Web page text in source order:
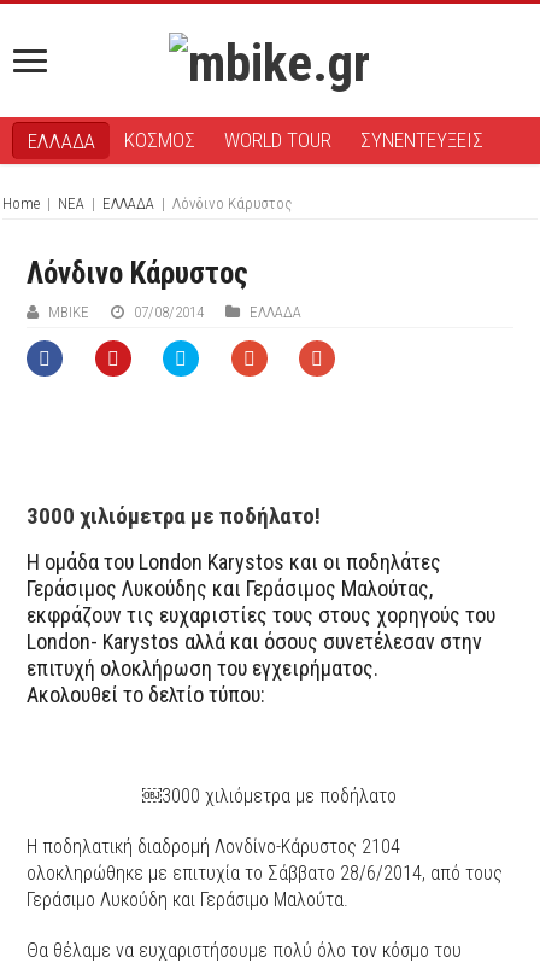
ΕΛΛΑΔΑ ΚΟΣΜΟΣ WORLD TOUR ΣΥΝΕΝΤΕΥΞΕΙΣ
Home | ΝΕΑ | ΕΛΛΑΔΑ | Λόνδινο Κάρυστος
Λόνδινο Κάρυστος
ΜΒIKE 07/08/2014 ΕΛΛΑΔΑ
3000 χιλιόμετρα με ποδήλατο!
Η ομάδα του London Κarystos και οι ποδηλάτες
Γεράσιμος Λυκούδης και Γεράσιμος Μαλούτας,
εκφράζουν τις ευχαριστίες τους στους χορηγούς του
London- Karystos αλλά και όσους συνετέλεσαν στην
επιτυχή ολοκλήρωση του εγχειρήματος.
Ακολουθεί το δελτίο τύπου:
￼3000 χιλιόμετρα με ποδήλατο
Η ποδηλατική διαδρομή Λονδίνο-Κάρυστος 2104
ολοκληρώθηκε με επιτυχία το Σάββατο 28/6/2014, από τους
Γεράσιμο Λυκούδη και Γεράσιμο Μαλούτα.
Θα θέλαμε να ευχαριστήσουμε πολύ όλο τον κόσμο του